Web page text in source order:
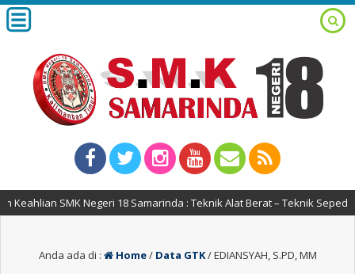
SMK Negeri 18 Samarinda : Teknik Alat Berat – Teknik Sepeda
Anda ada di : Home/ Data GTK/EDIANSYAH, S.PD, MM